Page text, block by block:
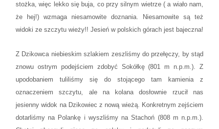
stożka, więc lekko się buja, co przy silnym wietrze ( a wiało nam,
że hej!) wzmaga niesamowite doznania. Niesamowite są też
widoki ze szczytu wieży!! Jesień w polskich górach jest bajeczna!
Z Dzikowca niebieskim szlakiem zeszliśmy do przełęczy, by stąd
znowu ostrym podejściem zdobyć Sokółkę (801 m n.p.m.). Z
upodobaniem tuliliśmy się do stojącego tam kamienia z
oznaczeniem szczytu, ale na kolana dosłownie rzucił nas
jesienny widok na Dzikowiec z nową wieżą. Konkretnym zejściem
dotarliśmy na Polankę i wyszliśmy na Stachoń (808 m n.p.m.).